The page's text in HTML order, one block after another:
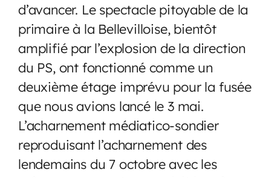
d’avancer. Le spectacle pitoyable de la
primaire à la Bellevilloise, bientôt
amplifié par l’explosion de la direction
du PS, ont fonctionné comme un
deuxième étage imprévu pour la fusée
que nous avions lancé le 3 mai.
L’acharnement médiatico-sondier
reproduisant l’acharnement des
lendemains du 7 octobre avec les